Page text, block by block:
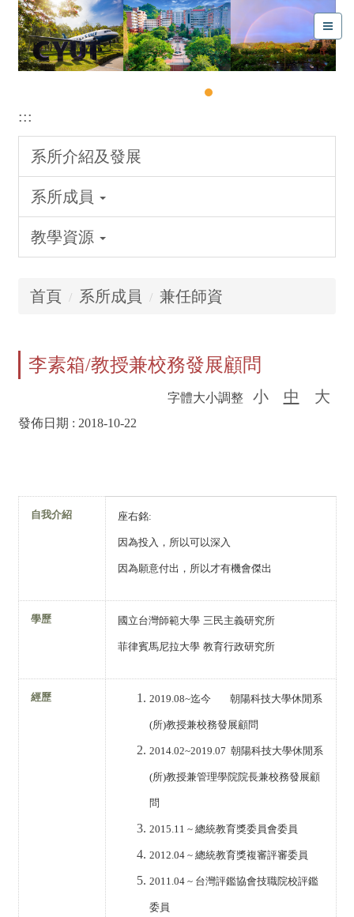
:::
系所介紹及發展
系所成員
教學資源
首頁 系所成員 兼任師資
李素箱/教授兼校務發展顧問
字體大小調整 小 中 大
發佈日期 : 2018-10-22
自我介紹 座右銘:
因為投入，所以可以深入
因為願意付出，所以才有機會傑出
學歷 國立台灣師範大學 三民主義研究所
菲律賓馬尼拉大學 教育行政研究所
經歷 2019.08~迄今 朝陽科技大學休閒系
(所)教授兼校務發展顧問
2014.02~2019.07 朝陽科技大學休閒系
(所)教授兼管理學院院長兼校務發展顧
問
2015.11 ~ 總統教育獎委員會委員
2012.04 ~ 總統教育獎複審評審委員
2011.04 ~ 台灣評鑑協會技職院校評鑑
委員